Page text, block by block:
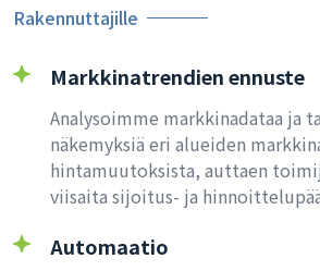
Rakennuttajille
Markkinatrendien ennuste
Analysoimme markkinadataa ja
näkemyksiä eri alueiden
hintamuutoksista, auttaen
viisaita sijoitus- ja
Automaatio